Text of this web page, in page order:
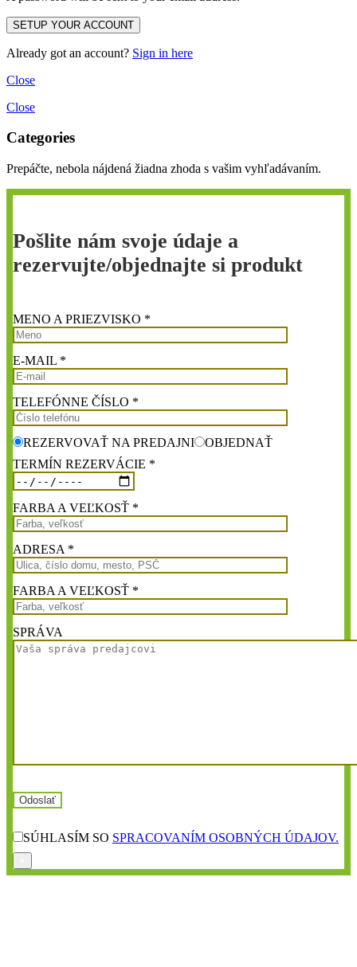
Already got an account? Sign in here
Close
Close
Categories
Prepáčte, nebola nájdená žiadna zhoda s vašim vyhľadávaním.
Pošlite nám svoje údaje a
rezervujte/objednajte si produkt
MENO A PRIEZVISKO *
E-MAIL *
TELEFÓNNE ČÍSLO *
REZERVOVAŤ NA PREDAJNI
OBJEDNAŤ
TERMÍN REZERVÁCIE *
FARBA A VEĽKOSŤ *
ADRESA *
FARBA A VEĽKOSŤ *
SPRÁVA
SÚHLASÍM SO SPRACOVANÍM OSOBNÝCH ÚDAJOV.